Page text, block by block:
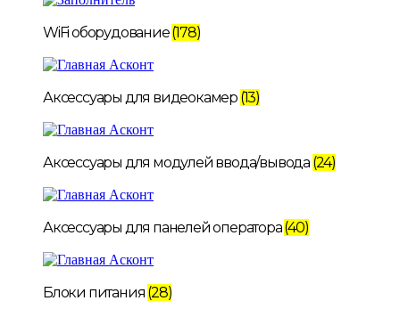
WiFi оборудование(178)
Аксессуары для видеокамер (13)
Аксессуары для модулей ввода/вывода (24)
Аксессуары для панелей оператора(40)
Блоки питания (28)